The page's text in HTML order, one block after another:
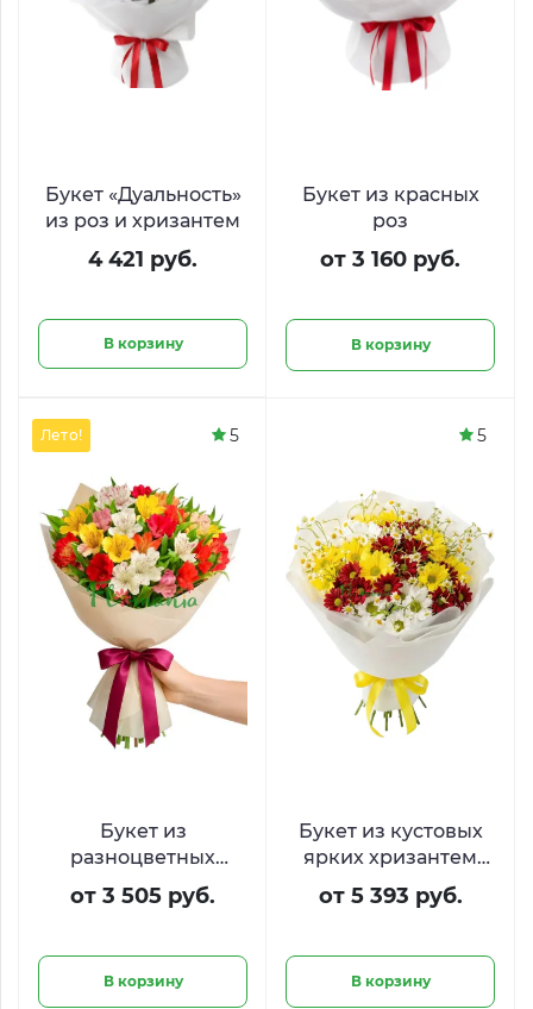
Букет «Дуальность»
из роз и хризантем
4 421 руб.
В корзину
Букет из красных
роз
от 3 160 руб.
В корзину
Букет из
разноцветных
альстро «Сказочное
безумие»
от 3 505 руб.
В корзину
Лето! 5
Букет из кустовых
ярких хризантем
«Привет, ромашки»
от 5 393 руб.
В корзину
5